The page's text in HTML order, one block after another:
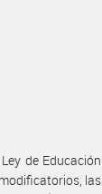
de Educación
las